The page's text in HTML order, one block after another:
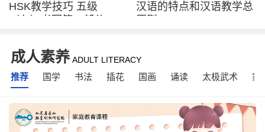
HSK教学技巧 五级
汉语的特点和汉语教学总
成人素养 ADULT LITERACY
推荐 国学 书法 插花 国画 诵读 太极武术 家